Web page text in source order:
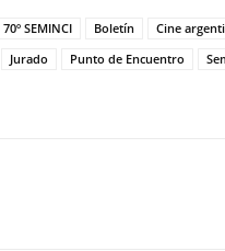
70º SEMINCI Boletín Cine
Jurado Punto de Encuentro